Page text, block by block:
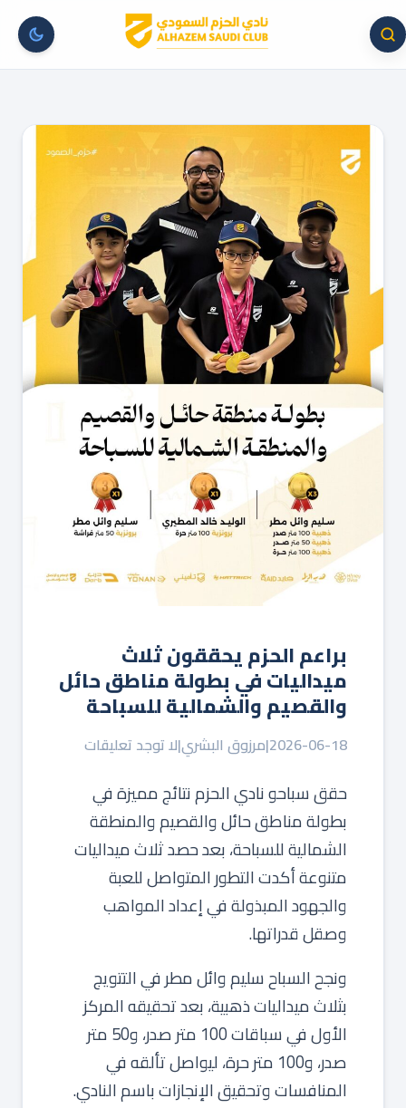
براعم الحزم يحققون ثلاث
ميداليات في بطولة مناطق حائل
والقصيم والشمالية للسباحة
2026-06-18
|مرزوق البشري|لا توجد تعليقات
حقق سباحو نادي الحزم نتائج مميزة في
بطولة مناطق حائل والقصيم والمنطقة
الشمالية للسباحة، بعد حصد ثلاث ميداليات
متنوعة أكدت التطور المتواصل للعبة
والجهود المبذولة في إعداد المواهب
وصقل قدراتها.
ونجح السباح سليم وائل مطر في التتويج
بثلاث ميداليات ذهبية، بعد تحقيقه المركز
الأول في سباقات 100 متر صدر، و50 متر
صدر، و100 متر حرة، ليواصل تألقه في
المنافسات وتحقيق الإنجازات باسم النادي.